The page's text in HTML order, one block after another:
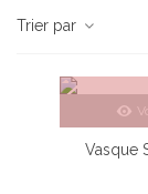
Trier par
Vasque